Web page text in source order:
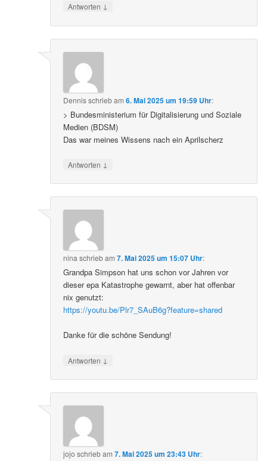
Antworten ↓
Dennisschriebam6. Mai 2025 um 19:59 Uhr:
> Bundesministerium für Digitalisierung und Soziale
Medien (BDSM)
Das war meines Wissens nach ein Aprilscherz
Antworten ↓
nina schriebam7. Mai 2025 um 15:07 Uhr:
Grandpa Simpson hat uns schon vor Jahren vor
dieser epa Katastrophe gewarnt, aber hat offenbar
nix genutzt:
https://youtu.be/Plr7_SAuB6g?feature=shared
Danke für die schöne Sendung!
Antworten ↓
jojo schriebam7. Mai 2025 um 23:43 Uhr: